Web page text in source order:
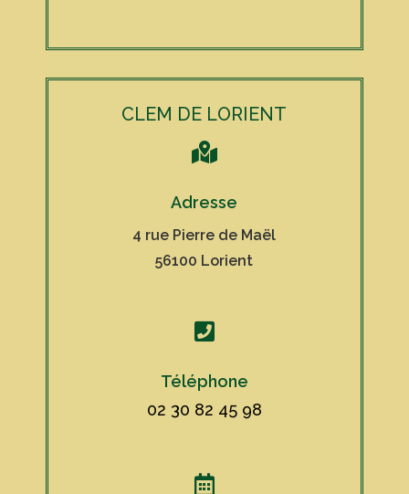
CLEM DE LORIENT

Adresse
4 rue Pierre de Maël
56100 Lorient

Téléphone
02 30 82 45 98
